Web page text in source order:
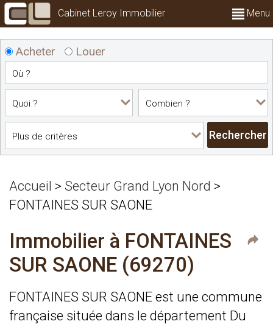
Cabinet Leroy Immobilier Menu
Acheter Louer
Accueil > Secteur Grand Lyon Nord >
FONTAINES SUR SAONE
Immobilier à FONTAINES
SUR SAONE (69270)
FONTAINES SUR SAONE est une commune
française située dans le département Du